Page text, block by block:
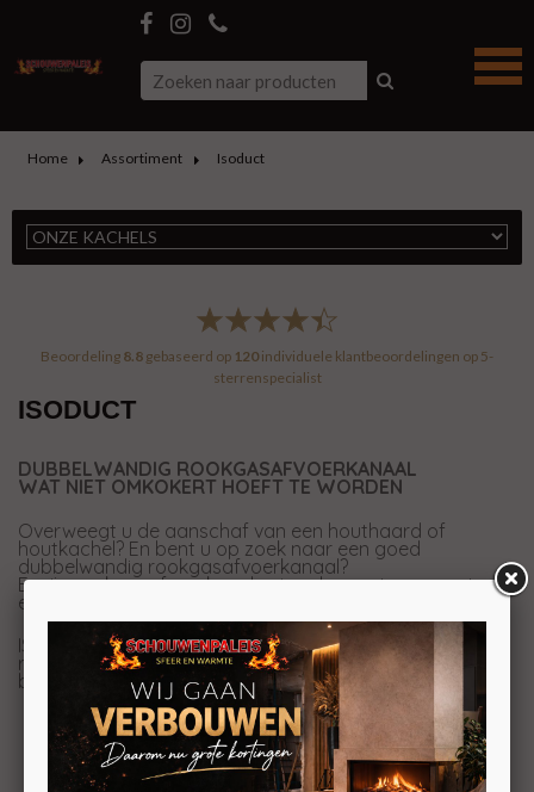
Home Assortiment Isoduct
Beoordeling 8.8 gebaseerd op 120individuele klantbeoordelingen op 5-
sterrenspecialist
ISODUCT
DUBBELWANDIG ROOKGASAFVOERKANAAL
WAT NIET OMKOKERT HOEFT TE WORDEN
Overweegt u de aanschaf van een houthaard of
houtkachel? En bent u op zoek naar een goed
dubbelwandig rookgasafvoerkanaal?
Er zijn rookgasafvoerkanalen in vele soorten en maten,
er is er geen een zó betrouwbaar en veilig als ISODUCT!
ISODUCT is – onomstotelijk bewezen – het veiligste
rookkanaal van Nederland. Bescherm uw (t)huis. Want
brandveiligheid is geen kinderspel.